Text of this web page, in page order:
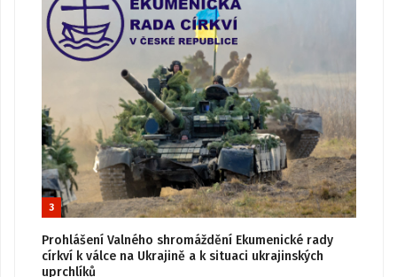
3
Prohlášení Valného shromáždění Ekumenické rady
církví k válce na Ukrajině a k situaci ukrajinských
uprchlíků